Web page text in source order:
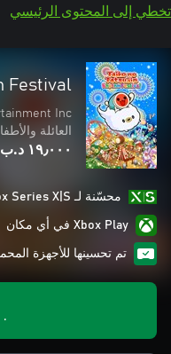
تخطي إلى المحتوى الرئيسي
Festival
Inc.
العائلة
١٩٫٠٠٠ د.ب.‏+
محسّنة لـ Xbox Series X|S
Xbox Play في أي مكان
تم تحسينها للأجهزة